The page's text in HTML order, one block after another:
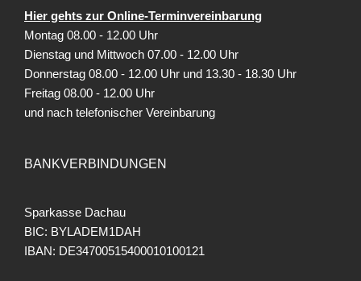
Hier gehts zur Online-Terminvereinbarung
Montag 08.00 - 12.00 Uhr
Dienstag und Mittwoch 07.00 - 12.00 Uhr
Donnerstag 08.00 - 12.00 Uhr und 13.30 - 18.30 Uhr
Freitag 08.00 - 12.00 Uhr
und nach telefonischer Vereinbarung
BANKVERBINDUNGEN
Sparkasse Dachau
BIC: BYLADEM1DAH
IBAN: DE34700515400010100121